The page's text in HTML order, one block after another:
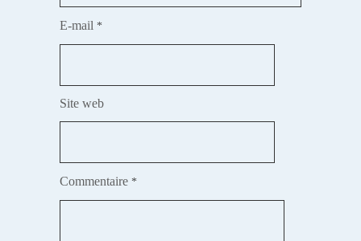
E-mail *
Site web
Commentaire *